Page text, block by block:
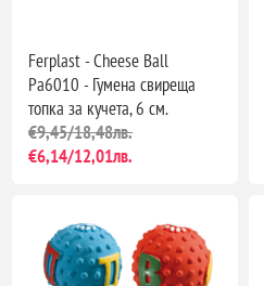
Ferplast - Cheese Ball
Pa6010 - Гумена свиреща
топка за кучета, 6 см.
€9,45/18,48лв.
€6,14/12,01лв.